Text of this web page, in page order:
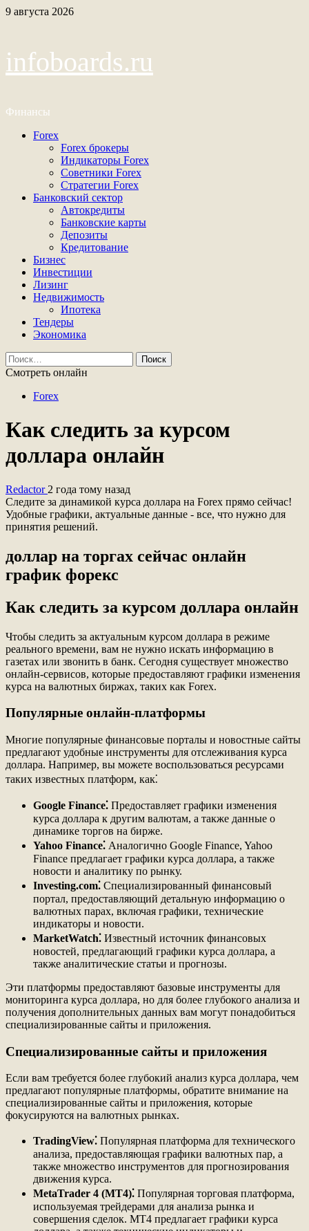
Перейти
9 августа 2026
infoboards.ru
Финансы
Основное
Forex
Forex брокеры
Индикаторы Forex
Советники Forex
Стратегии Forex
Банковский сектор
Автокредиты
Банковские карты
Депозиты
Кредитование
Бизнес
Инвестиции
Лизинг
Недвижимость
Ипотека
Тендеры
Экономика
Найти:
Смотреть онлайн
Forex
Как следить за курсом
доллара онлайн
Redactor 2 года тому назад
Следите за динамикой курса доллара на Forex прямо сейчас!
Удобные графики, актуальные данные - все, что нужно для
принятия решений.
доллар на торгах сейчас онлайн
график форекс
Как следить за курсом доллара онлайн
Чтобы следить за актуальным курсом доллара в режиме
реального времени, вам не нужно искать информацию в
газетах или звонить в банк. Сегодня существует множество
онлайн-сервисов, которые предоставляют графики изменения
курса на валютных биржах, таких как Forex.
Популярные онлайн-платформы
Многие популярные финансовые порталы и новостные сайты
предлагают удобные инструменты для отслеживания курса
доллара. Например, вы можете воспользоваться ресурсами
таких известных платформ, как⁚
Google Finance⁚ Предоставляет графики изменения
курса доллара к другим валютам, а также данные о
динамике торгов на бирже.
Yahoo Finance⁚ Аналогично Google Finance, Yahoo
Finance предлагает графики курса доллара, а также
новости и аналитику по рынку.
Investing.com⁚ Специализированный финансовый
портал, предоставляющий детальную информацию о
валютных парах, включая графики, технические
индикаторы и новости.
MarketWatch⁚ Известный источник финансовых
новостей, предлагающий графики курса доллара, а
также аналитические статьи и прогнозы.
Эти платформы предоставляют базовые инструменты для
мониторинга курса доллара, но для более глубокого анализа и
получения дополнительных данных вам могут понадобиться
специализированные сайты и приложения.
Специализированные сайты и приложения
Если вам требуется более глубокий анализ курса доллара, чем
предлагают популярные платформы, обратите внимание на
специализированные сайты и приложения, которые
фокусируются на валютных рынках.
TradingView⁚ Популярная платформа для технического
анализа, предоставляющая графики валютных пар, а
также множество инструментов для прогнозирования
движения курса.
MetaTrader 4 (MT4)⁚ Популярная торговая платформа,
используемая трейдерами для анализа рынка и
совершения сделок. MT4 предлагает графики курса